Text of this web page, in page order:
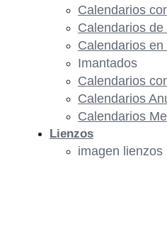
Calendarios
Calendarios de
Calendarios en
Imantados
Calendarios
Calendarios
Calendarios
Lienzos
imagen lienzos